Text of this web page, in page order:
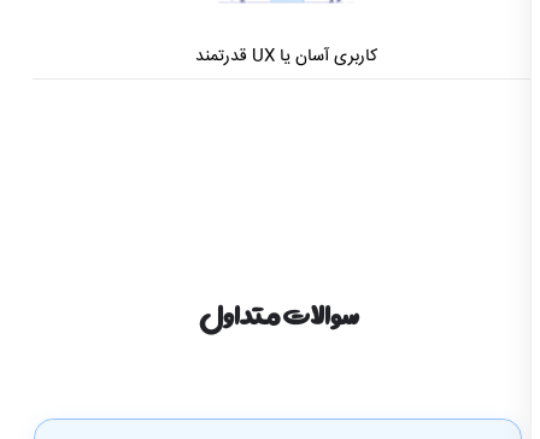
کاربری آسان یا UX قدرتمند
سوالات متداول